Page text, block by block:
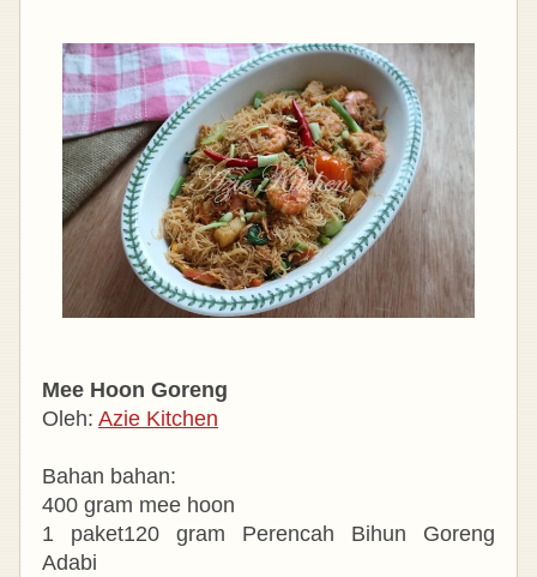
Mee Hoon Goreng
Oleh: Azie Kitchen
Bahan bahan:
400 gram mee hoon
1 paket120 gram Perencah Bihun Goreng
Adabi